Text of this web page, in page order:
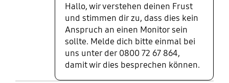
Hallo, wir verstehen deinen Frust
und stimmen dir zu, dass dies kein
Anspruch an einen Monitor sein
sollte. Melde dich bitte einmal bei
uns unter der 0800 72 67 864,
damit wir dies besprechen können.